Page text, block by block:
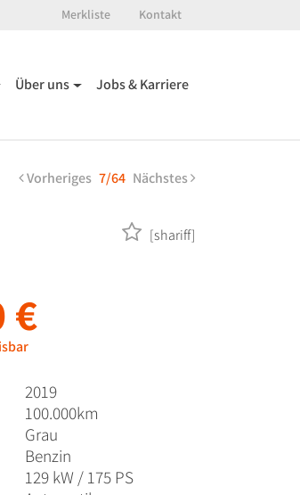
Über uns Jobs & Karriere
Merkliste Kontakt
Vorheriges 7/64 Nächstes
[shariff]
€
2019
100.000km
Grau
Benzin
129 kW / 175 PS